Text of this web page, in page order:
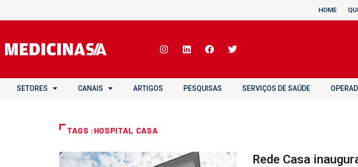
HOME
SETORES CANAIS ARTIGOS PESQUISAS SERVIÇOS DE SAÚDE
TAGS :HOSPITAL CASA
Rede Casa